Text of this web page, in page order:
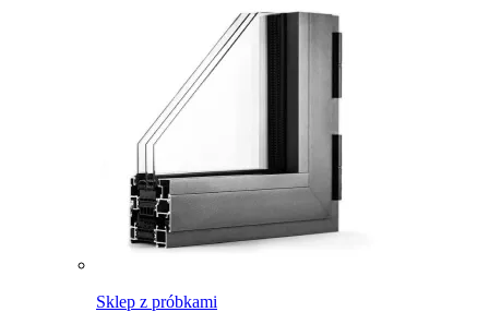
Sklep z próbkami